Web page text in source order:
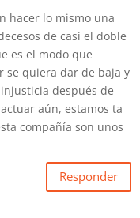
hacer lo mismo una
de casi el doble
es el modo que
se quiera dar de baja y
después de
aún, estamos ta
compañía son unos
Responder